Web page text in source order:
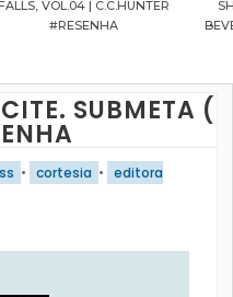
FALLS, VOL.04 | C.C.HUNTER
#RESENHA
SUBMETA
• cortesia • editora